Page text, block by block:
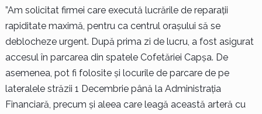
”Am solicitat firmei care execută lucrările de reparații
rapiditate maximă, pentru ca centrul orașului să se
deblocheze urgent. După prima zi de lucru, a fost asigurat
accesul în parcarea din spatele Cofetăriei Capșa. De
asemenea, pot fi folosite și locurile de parcare de pe
lateralele străzii 1 Decembrie până la Administrația
Financiară, precum și aleea care leagă această arteră cu